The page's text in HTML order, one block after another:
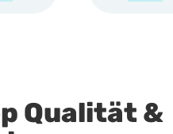
Qualität &